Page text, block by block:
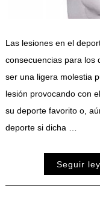
Las lesiones en el
consecuencias para los
ser una ligera molestia
lesión provocando con
su deporte favorito o,
deporte si dicha …
Seguir